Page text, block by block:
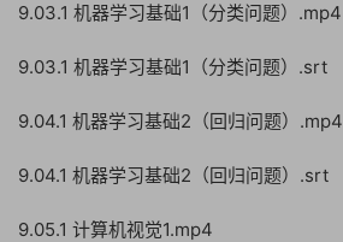
9.03.1 机器学习基础1（分类问题）.mp4
9.03.1 机器学习基础1（分类问题）.srt
9.04.1 机器学习基础2（回归问题）.mp4
9.04.1 机器学习基础2（回归问题）.srt
9.05.1 计算机视觉1.mp4